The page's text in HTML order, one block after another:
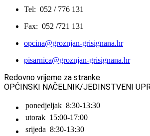
Tel: 052 / 776 131
Fax: 052 /721 131
opcina@groznjan-grisignana.hr
pisarnica@groznjan-grisignana.hr
Redovno vrijeme za stranke
OPĆINSKI NAČELNIK/JEDINSTVENI
ponedjeljak 8:30-13:30
utorak 15:00-17:00
srijeda 8:30-13:30